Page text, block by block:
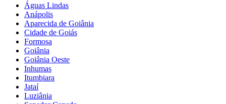
Águas Lindas
Anápolis
Aparecida de Goiânia
Cidade de Goiás
Formosa
Goiânia
Goiânia Oeste
Inhumas
Itumbiara
Jataí
Luziânia